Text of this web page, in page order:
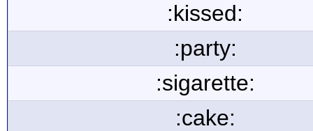
:kissed:
:party:
:sigarette:
:cake: